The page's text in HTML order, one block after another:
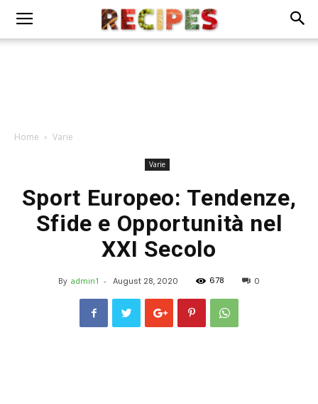
Home Varie
Varie
Sport Europeo: Tendenze,
Sfide e Opportunità nel
XXI Secolo
By admin1 - August 28, 2020 678 0